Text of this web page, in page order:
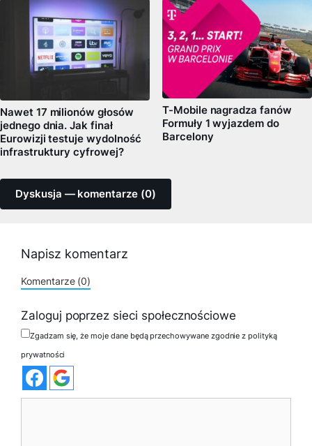
Nawet 17 milionów głosów
jednego dnia. Jak finał
Eurowizji testuje wydolność
infrastruktury cyfrowej?
T-Mobile nagradza fanów
Formuły 1 wyjazdem do
Barcelony
Dyskusja — komentarze (0)
Napisz komentarz
Komentarze (0)
Zaloguj poprzez sieci społecznościowe
Zgadzam się, że moje dane będą przechowywane zgodnie z polityką
prywatności